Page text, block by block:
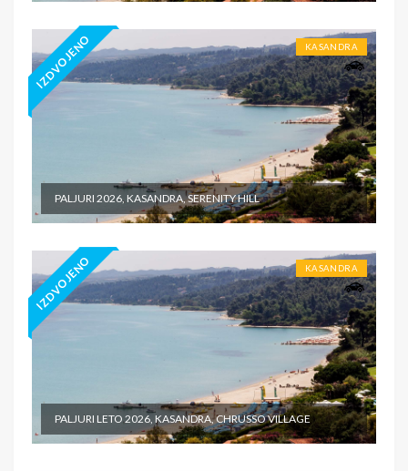
IZDVOJENO KASANDRA
PALJURI 2026, KASANDRA, SERENITY HILL
IZDVOJENO KASANDRA
PALJURI LETO 2026, KASANDRA, CHRUSSO VILLAGE